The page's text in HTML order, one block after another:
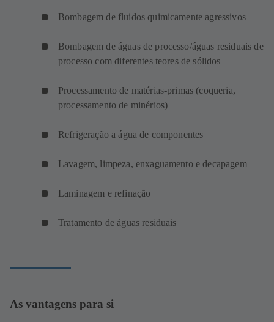
Bombagem de fluidos quimicamente agressivos
Bombagem de águas de processo/águas residuais de
processo com diferentes teores de sólidos
Processamento de matérias-primas (coqueria,
processamento de minérios)
Refrigeração a água de componentes
Lavagem, limpeza, enxaguamento e decapagem
Laminagem e refinação
Tratamento de águas residuais
As vantagens para si